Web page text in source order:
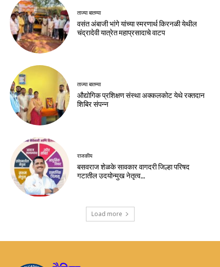
ताज्या बातम्या
वसंत अंबाजी भांगे यांच्या स्मरणार्थ किरनळी येथील
चंद्रादेवी यात्रेत महाप्रसादाचे वाटप
ताज्या बातम्या
औद्योगिक प्रशिक्षण संस्था अक्कलकोट येथे रक्तदान
शिबिर संपन्न
राजकीय
बसवराज शेळके सावकार वागदरी जिल्हा परिषद
गटातील उदयोन्मुख नेतृत्व…
Load more